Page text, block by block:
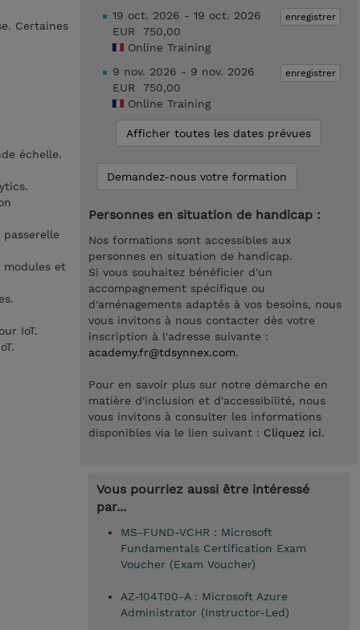
Certaines
échelle.
modules et
IoT.
enregistrer
19 oct. 2026 - 19 oct. 2026
EUR 750,00
Online Training
enregistrer
9 nov. 2026 - 9 nov. 2026
EUR 750,00
Online Training
Afficher toutes les dates prévues
Demandez-nous votre formation
Personnes en situation de handicap :
Nos formations sont accessibles aux
personnes en situation de handicap.
Si vous souhaitez bénéficier d'un
accompagnement spécifique ou
d'aménagements adaptés à vos besoins, nous
vous invitons à nous contacter dès votre
inscription à l'adresse suivante :
academy.fr@tdsynnex.com.
Pour en savoir plus sur notre démarche en
matière d'inclusion et d'accessibilité, nous
vous invitons à consulter les informations
disponibles via le lien suivant : Cliquez ici.
Vous pourriez aussi être intéressé
par...
MS-FUND-VCHR : Microsoft
Fundamentals Certification Exam
Voucher (Exam Voucher)
AZ-104T00-A : Microsoft Azure
Administrator (Instructor-Led)